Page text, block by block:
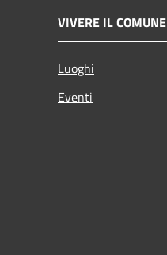
VIVERE IL COMUNE
Luoghi
Eventi